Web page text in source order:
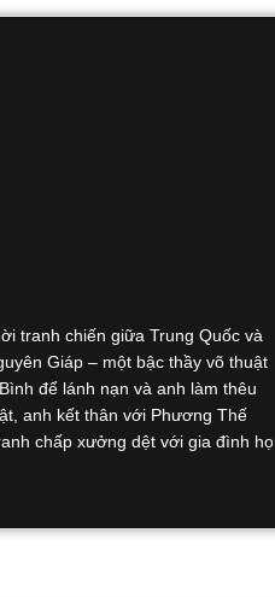
tranh chiến giữa Trung Quốc và
Giáp – một bậc thầy võ thuật
để lánh nạn và anh làm thêu
anh kết thân với Phương Thế
chấp xưởng dệt với gia đình họ